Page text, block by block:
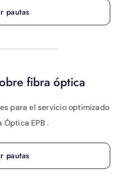
pautas
fibra óptica
para el servicio optimizado
Óptica EPB .
pautas